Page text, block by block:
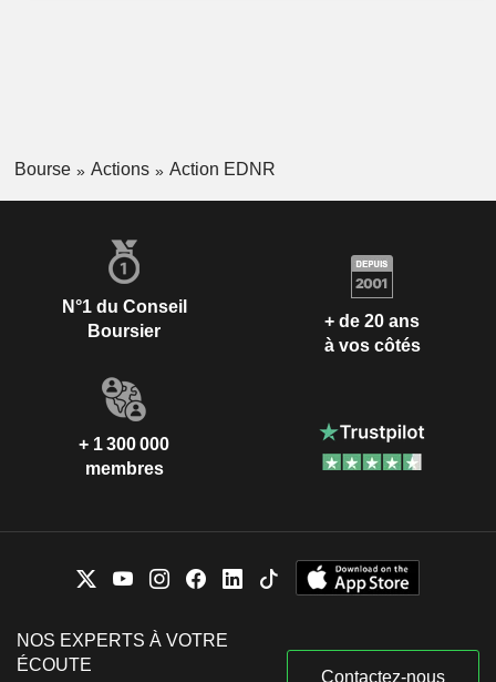
Bourse Actions Action EDNR
N°1 du Conseil
Boursier
+ de 20 ans
à vos côtés
+ 1 300 000
membres
NOS EXPERTS À VOTRE
ÉCOUTE
Contactez-nous